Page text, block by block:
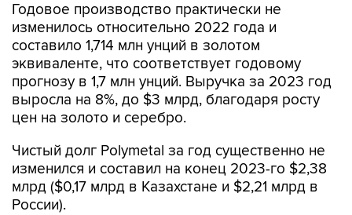
Годовое производство практически не
изменилось относительно 2022 года и
составило 1,714 млн унций в золотом
эквиваленте, что соответствует годовому
прогнозу в 1,7 млн унций. Выручка за 2023 год
выросла на 8%, до $3 млрд, благодаря росту
цен на золото и серебро.
Чистый долг Polymetal за год существенно не
изменился и составил на конец 2023-го $2,38
млрд ($0,17 млрд в Казахстане и $2,21 млрд в
России).